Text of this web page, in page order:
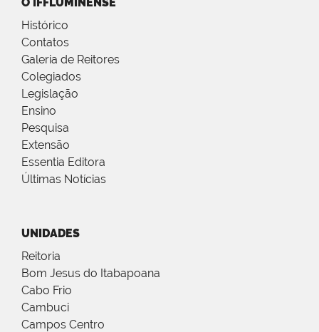
Histórico
Contatos
Galeria de Reitores
Colegiados
Legislação
Ensino
Pesquisa
Extensão
Essentia Editora
Últimas Notícias
UNIDADES
Reitoria
Bom Jesus do Itabapoana
Cabo Frio
Cambuci
Campos Centro